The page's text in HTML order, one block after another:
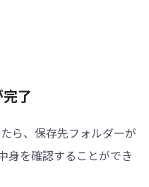
了
ら、保存先フォルダーが
身を確認することができ